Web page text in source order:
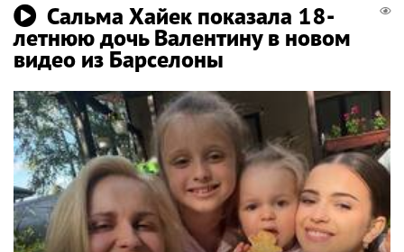
Сальма Хайек показала 18-
летнюю дочь Валентину в новом
видео из Барселоны